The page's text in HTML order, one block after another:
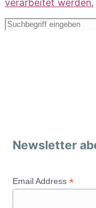
verarbeitet werden.
Newsletter
Email Address *